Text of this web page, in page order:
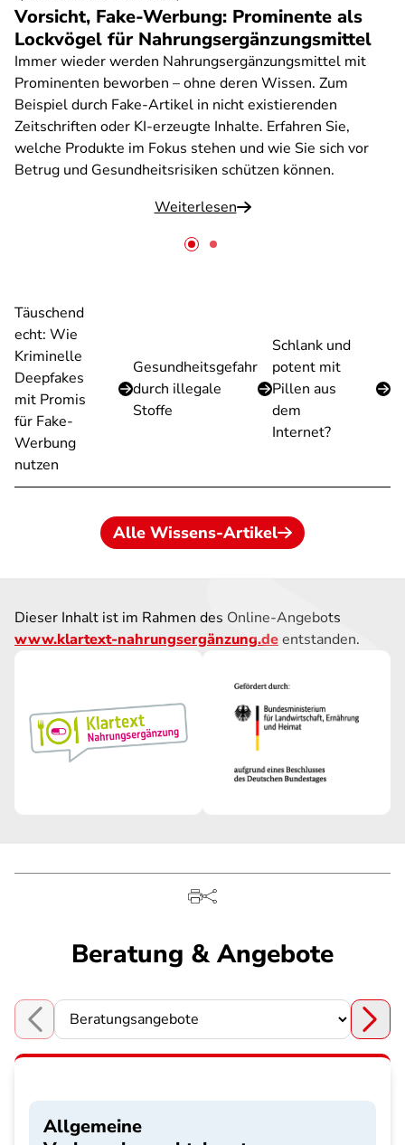
Vorsicht, Fake-Werbung: Prominente als
Lockvögel für Nahrungsergänzungsmittel
Immer wieder werden Nahrungsergänzungsmittel mit
Prominenten beworben – ohne deren Wissen. Zum
Beispiel durch Fake-Artikel in nicht existierenden
Zeitschriften oder KI-erzeugte Inhalte. Erfahren Sie,
welche Produkte im Fokus stehen und wie Sie sich vor
Betrug und Gesundheitsrisiken schützen können.
Weiterlesen
Täuschend
echt: Wie
Kriminelle
Deepfakes
mit Promis
für Fake-
Werbung
nutzen
Gesundheitsgefahr
durch illegale
Stoffe
Schlank und
potent mit
Pillen aus
dem
Internet?
Alle Wissens-Artikel
Dieser Inhalt ist im Rahmen des Online-Angebots
www.klartext-nahrungsergänzung.deentstanden.
Beratung & Angebote
Choose a section
Allgemeine